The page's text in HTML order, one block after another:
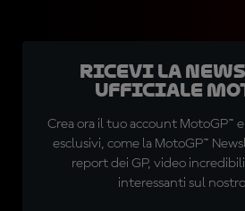
Ricevi la
ufficiale
Crea ora il tuo account MotoGP™
esclusivi, come la MotoGP™
report dei GP, video
interessanti sul